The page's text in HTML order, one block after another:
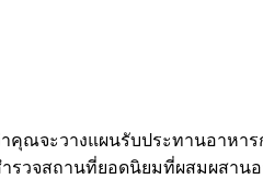
ณจะวางแผนรับประทานอาหาร
รวจสถานที่ยอดนิยมที่ผสมผสาน